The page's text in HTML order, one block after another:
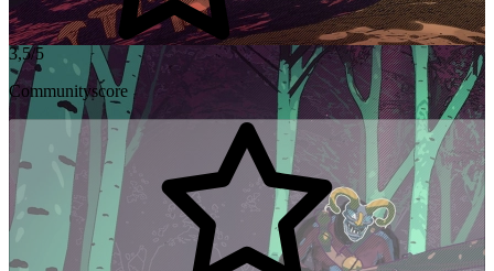
3,5/5
Communityscore